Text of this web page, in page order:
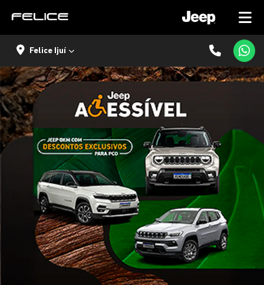
Felice Ijuí